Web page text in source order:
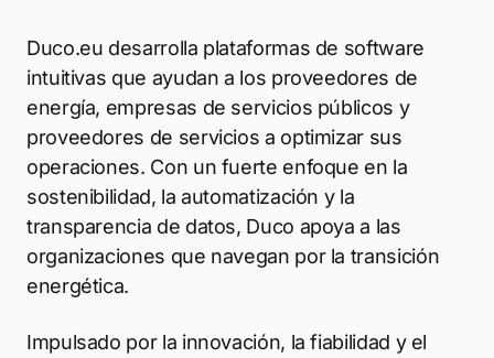
Duco.eu desarrolla plataformas de software
intuitivas que ayudan a los proveedores de
energía, empresas de servicios públicos y
proveedores de servicios a optimizar sus
operaciones. Con un fuerte enfoque en la
sostenibilidad, la automatización y la
transparencia de datos, Duco apoya a las
organizaciones que navegan por la transición
energética.
Impulsado por la innovación, la fiabilidad y el